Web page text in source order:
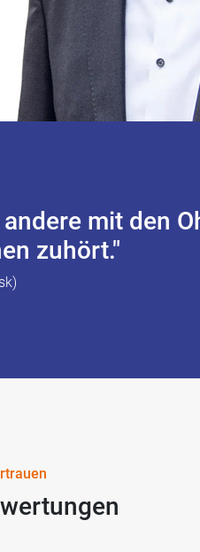
mit den
zuhört."